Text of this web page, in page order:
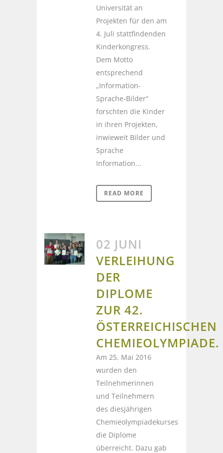
Universität an
Projekten für den am
4. Juli stattfindenden
Kinderkongress.
Dem Motto
entsprechend
„Information-
Sprache-Bilder“
forschten die Kinder
in ihren Projekten,
inwieweit Bilder und
Sprache
Information...
READ MORE
02 JUNI
VERLEIHUNG
DER
DIPLOME
ZUR 42.
ÖSTERREICHISCHEN
CHEMIEOLYMPIADE.
Am 25. Mai 2016
wurden den
Teilnehmerinnen
und Teilnehmern
des diesjährigen
Chemieolympiadekurses
die Diplome
überreicht. Dazu gab